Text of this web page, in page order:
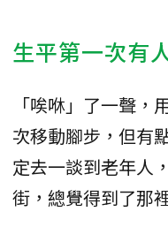
生平第一次有
「唉咻」了一聲
次移動腳步，但有
定去一談到老年人
街，總覺得到了那